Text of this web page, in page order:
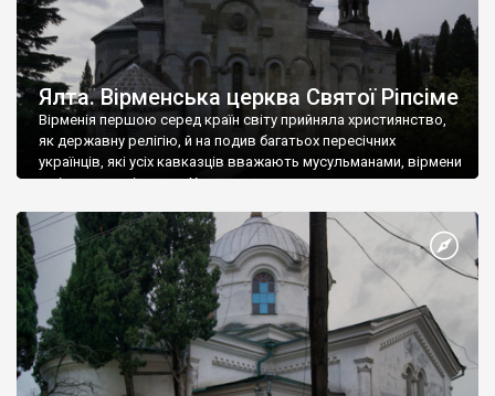
Ялта. Вірменська церква Святої Ріпсіме
Вірменія першою серед країн світу прийняла християнство,
як державну релігію, й на подив багатьох пересічних
українців, які усіх кавказців вважають мусульманами, вірмени
є відданими вірянами Христа